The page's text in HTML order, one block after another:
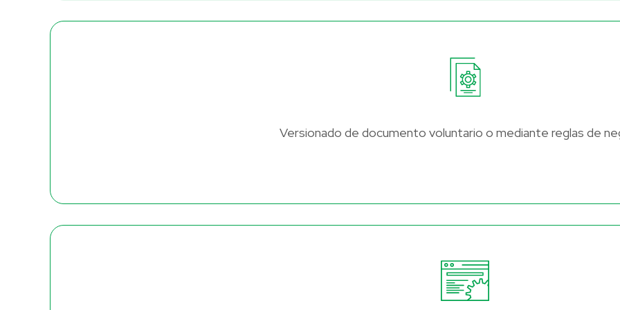
Versionado de documento voluntario o mediante reglas de